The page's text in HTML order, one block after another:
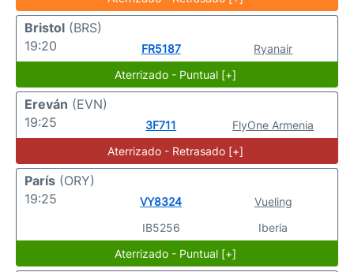
Bristol (BRS)
19:20
FR5187
Ryanair
Aterrizado - Puntual [+]
Ereván (EVN)
19:25
3F711
FlyOne Armenia
Aterrizado - Retrasado [+]
París (ORY)
19:25
VY8324
IB5256
Vueling
Iberia
Aterrizado - Puntual [+]